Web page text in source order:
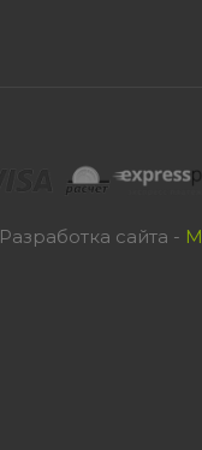
Разработка сайта -